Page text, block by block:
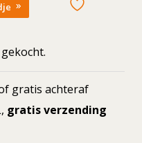
gratis achteraf
gratis verzending